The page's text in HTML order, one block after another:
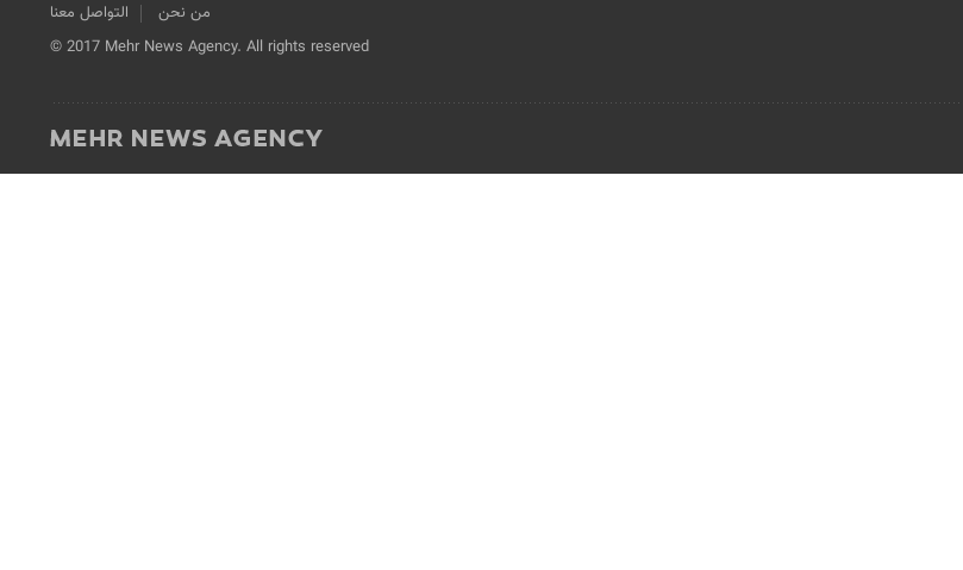
من نحن
التواصل معنا
© 2017 Mehr News Agency. All rights reserved